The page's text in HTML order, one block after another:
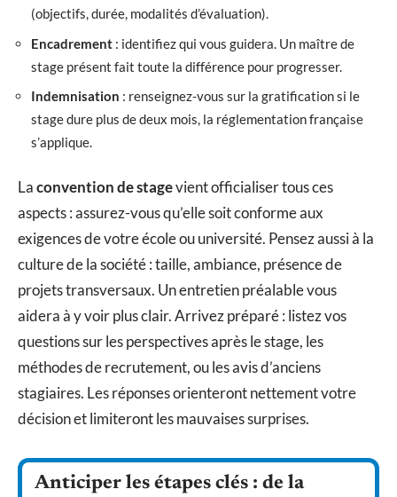
(objectifs, durée, modalités d’évaluation).
Encadrement : identifiez qui vous guidera. Un maître de
stage présent fait toute la différence pour progresser.
Indemnisation : renseignez-vous sur la gratification si le
stage dure plus de deux mois, la réglementation française
s’applique.
Laconvention de stagevient officialiser tous ces
aspects : assurez-vous qu’elle soit conforme aux
exigences de votre école ou université. Pensez aussi à la
culture de la société : taille, ambiance, présence de
projets transversaux. Un entretien préalable vous
aidera à y voir plus clair. Arrivez préparé : listez vos
questions sur les perspectives après le stage, les
méthodes de recrutement, ou les avis d’anciens
stagiaires. Les réponses orienteront nettement votre
décision et limiteront les mauvaises surprises.
Anticiper les étapes clés : de la